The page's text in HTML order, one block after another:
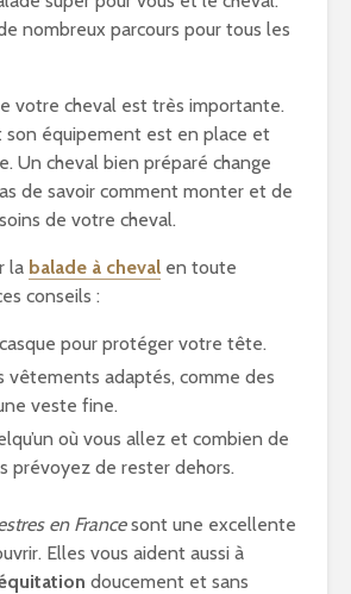
nombreux parcours pour tous les
votre cheval est très importante.
son équipement est en place et
Un cheval bien préparé change
de savoir comment monter et de
de votre cheval.
la balade à cheval en toute
conseils :
pour protéger votre tête.
vêtements adaptés, comme des
veste fine.
où vous allez et combien de
prévoyez de rester dehors.
en Francesont une excellente
Elles vous aident aussi à
doucement et sans